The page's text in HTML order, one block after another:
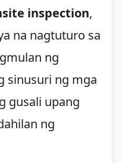
inspection,
na nagtuturo sa
ng
sinusuri ng mga
gusali upang
ng